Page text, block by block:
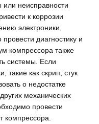
неисправности
к коррозии
электроники,
диагностику и
компрессора также
системы. Если
такие как скрип, стук
о недостатке
механических
провести
компрессора.